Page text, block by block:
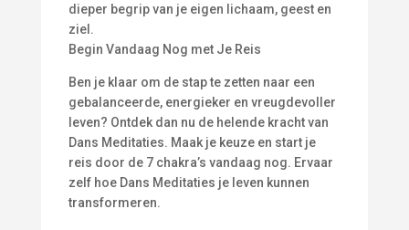
dieper begrip van je eigen lichaam, geest en
ziel.
Begin Vandaag Nog met Je Reis
Ben je klaar om de stap te zetten naar een
gebalanceerde, energieker en vreugdevoller
leven? Ontdek dan nu de helende kracht van
Dans Meditaties. Maak je keuze en start je
reis door de 7 chakra’s vandaag nog. Ervaar
zelf hoe Dans Meditaties je leven kunnen
transformeren.